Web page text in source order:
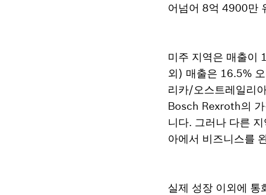
어넘어 8억 4900만
미주 지역은 매출이
외) 매출은 16.5%
리카/오스트레일리
Bosch Rexroth의
니다. 그러나 다른
아에서 비즈니스를
실제 성장 이외에